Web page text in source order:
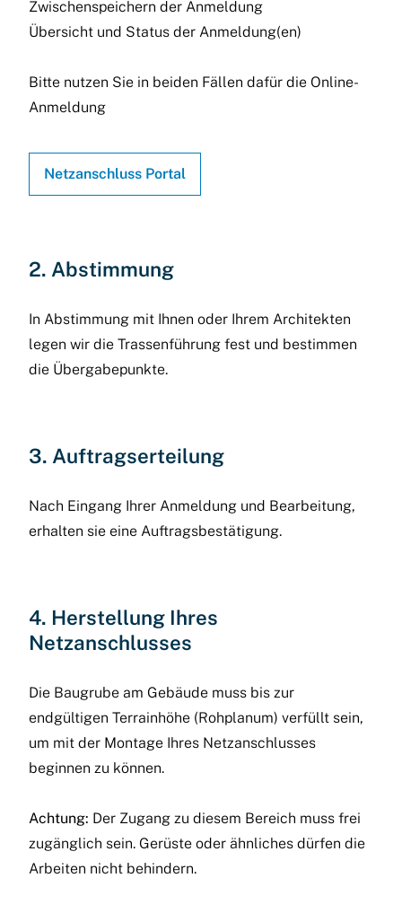
Zwischenspeichern der Anmeldung
Übersicht und Status der Anmeldung(en)
Bitte nutzen Sie in beiden Fällen dafür die Online-
Anmeldung
Netzanschluss Portal
2. Abstimmung
In Abstimmung mit Ihnen oder Ihrem Architekten
legen wir die Trassenführung fest und bestimmen
die Übergabepunkte.
3. Auftragserteilung
Nach Eingang Ihrer Anmeldung und Bearbeitung,
erhalten sie eine Auftragsbestätigung.
4. Herstellung Ihres
Netzanschlusses
Die Baugrube am Gebäude muss bis zur
endgültigen Terrainhöhe (Rohplanum) verfüllt sein,
um mit der Montage Ihres Netzanschlusses
beginnen zu können.
Achtung: Der Zugang zu diesem Bereich muss frei
zugänglich sein. Gerüste oder ähnliches dürfen die
Arbeiten nicht behindern.